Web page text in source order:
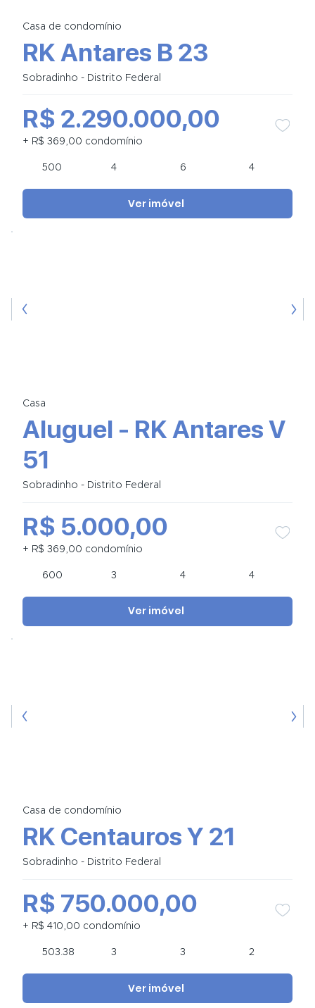
Casa de condomínio
RK Antares B 23
Sobradinho - Distrito Federal
500 4 6 4
R$ 2.290.000,00
+ R$ 369,00 condomínio
Ver imóvel
Casa
Aluguel - RK Antares V
51
Sobradinho - Distrito Federal
600 3 4 4
R$ 5.000,00
+ R$ 369,00 condomínio
Ver imóvel
Casa de condomínio
RK Centauros Y 21
Sobradinho - Distrito Federal
503.38 3 3 2
R$ 750.000,00
+ R$ 410,00 condomínio
Ver imóvel